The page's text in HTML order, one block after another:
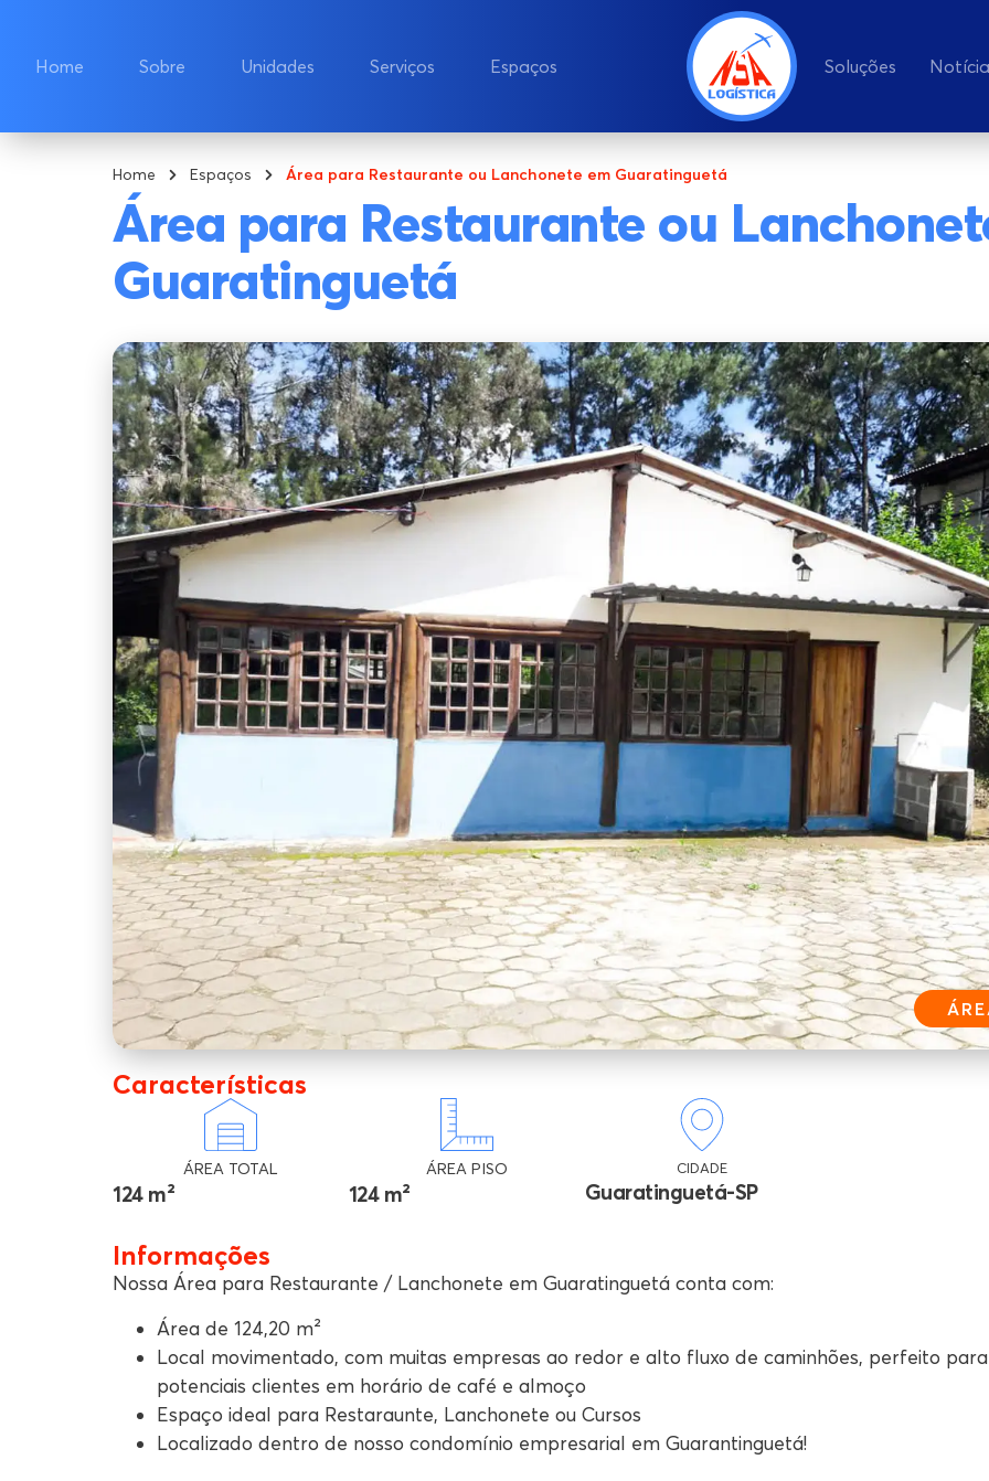
Home Sobre Unidades Serviços Espaços Soluções
Home Espaços Área para Restaurante ou Lanchonete em Guaratinguetá
Área para Restaurante ou
Guaratinguetá
Características
ÁREA TOTAL
124 m²
ÁREA PISO
124 m²
CIDADE
Guaratinguetá-SP
Informações
Nossa Área para Restaurante / Lanchonete em Guaratinguetá conta com:
Área de 124,20 m²
Local movimentado, com muitas empresas ao redor e alto fluxo de caminhões, perfeito para
potenciais clientes em horário de café e almoço
Espaço ideal para Restaraunte, Lanchonete ou Cursos
Localizado dentro de nosso condomínio empresarial em Guarantinguetá!